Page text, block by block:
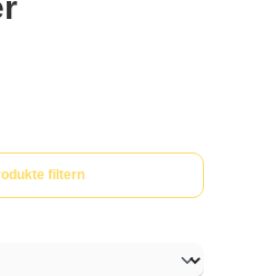
filtern